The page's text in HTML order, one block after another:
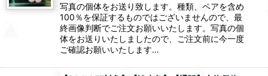
写真の個体をお送り致します。種類、ペアを含め
100％を保証するものではございませんので、最
終画像判断でご注文お願いいたします。写真の個
体をお送りいたしましたので、ご注文前に今一度
ご確認お願いいたします…